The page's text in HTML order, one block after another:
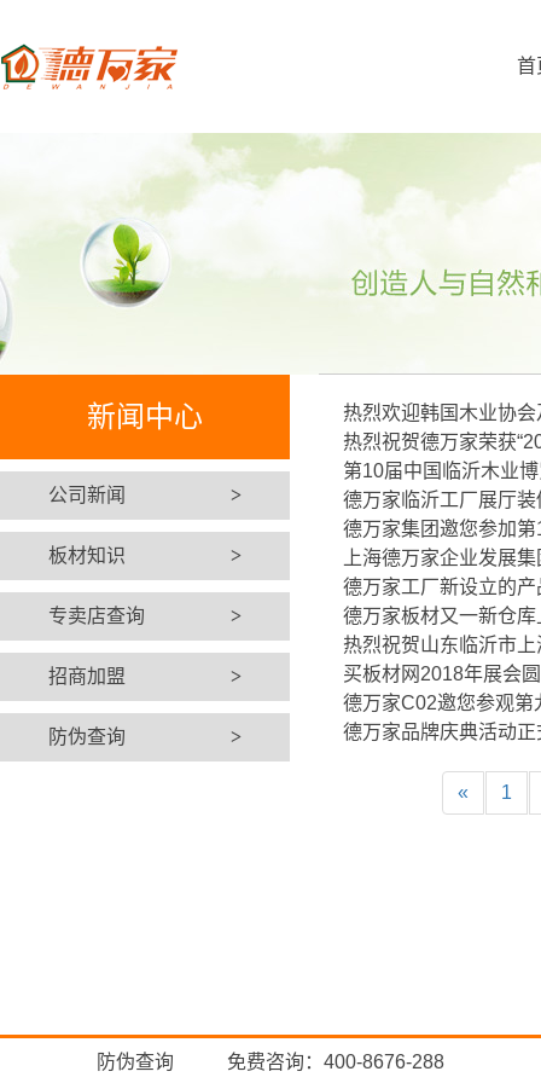
首
新闻中心
公司新闻 >
板材知识 >
专卖店查询 >
招商加盟 >
防伪查询 >
热烈欢迎韩国木业协
热烈祝贺德万家荣获
第10届中国临沂木业
德万家临沂工厂展厅
德万家集团邀您参加
上海德万家企业发展
德万家工厂新设立的产
德万家板材又一新仓库
热烈祝贺山东临沂市
买板材网2018年展会
德万家C02邀您参观第
德万家品牌庆典活动正
« 1
防伪查询 免费咨询：400-8676-288